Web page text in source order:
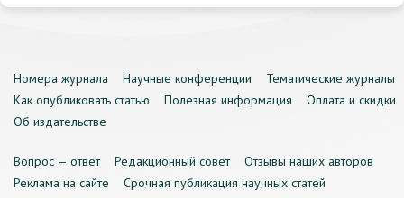
Номера журнала Научные конференции
Тематические журналы
Как опубликовать статью
Полезная информация
Оплата и скидки
Об издательстве
Вопрос — ответ Редакционный совет
Отзывы наших авторов
Реклама на сайте
Срочная публикация научных статей